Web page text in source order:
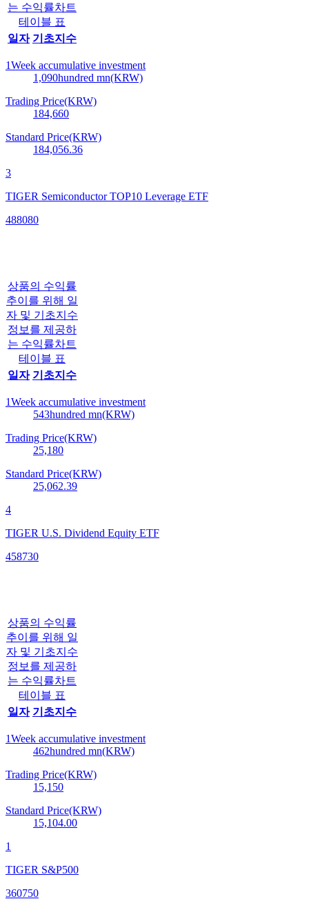
는 수익률차트
테이블 표
일자 기초지수
1Week accumulative investment
1,090hundred mn(KRW)
Trading Price(KRW)
184,660
Standard Price(KRW)
184,056.36
3
TIGER Semiconductor TOP10 Leverage ETF
488080
상품의 수익률
추이를 위해 일
자 및 기초지수
정보를 제공하
는 수익률차트
테이블 표
일자 기초지수
1Week accumulative investment
543hundred mn(KRW)
Trading Price(KRW)
25,180
Standard Price(KRW)
25,062.39
4
TIGER U.S. Dividend Equity ETF
458730
상품의 수익률
추이를 위해 일
자 및 기초지수
정보를 제공하
는 수익률차트
테이블 표
일자 기초지수
1Week accumulative investment
462hundred mn(KRW)
Trading Price(KRW)
15,150
Standard Price(KRW)
15,104.00
1
TIGER S&P500
360750